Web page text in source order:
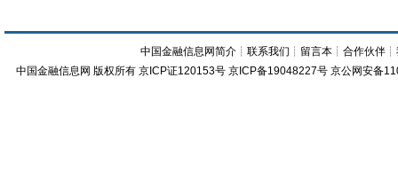
中国金融信息网简介 ┊联系我们 ┊ 留言本 ┊合作伙伴 ┊
中国金融信息网 版权所有 京ICP证120153号 京ICP备19048227号 京公网安备